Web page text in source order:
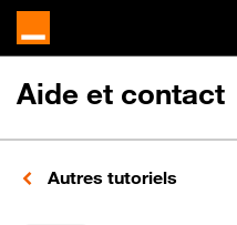
Aide et contact
Autres tutoriels